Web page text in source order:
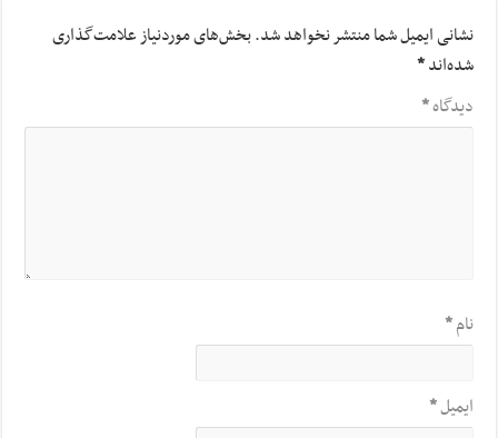
نشانی ایمیل شما منتشر نخواهد شد.بخش‌های موردنیاز علامت‌گذاری
شده‌اند*
دیدگاه*
نام*
ایمیل*